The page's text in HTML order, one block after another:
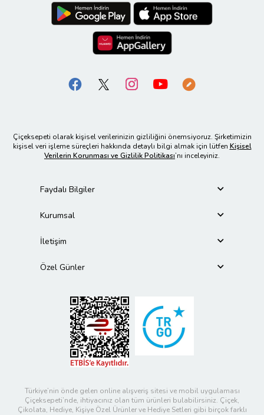
Çiçeksepeti olarak kişisel verilerinizin gizliliğini önemsiyoruz. Şirketimizin
kişisel veri işleme süreçleri hakkında detaylı bilgi almak için lütfen Kişisel
Verilerin Korunması ve Gizlilik Politikası’nı inceleyiniz.
Faydalı Bilgiler
Kurumsal
İletişim
Özel Günler
Türkiye’nin önde gelen online alışveriş sitesi ve mobil uygulaması
Çiçeksepeti’nde, ihtiyacınız olan tüm ürünleri bulabilirsiniz. Çiçek,
Çikolata, Hediye, Kişiye Özel Ürünler ve Hediye Setleri gibi birçok farklı